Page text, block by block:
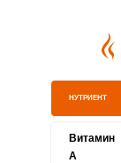
НУТРИЕНТ
Витамин
A